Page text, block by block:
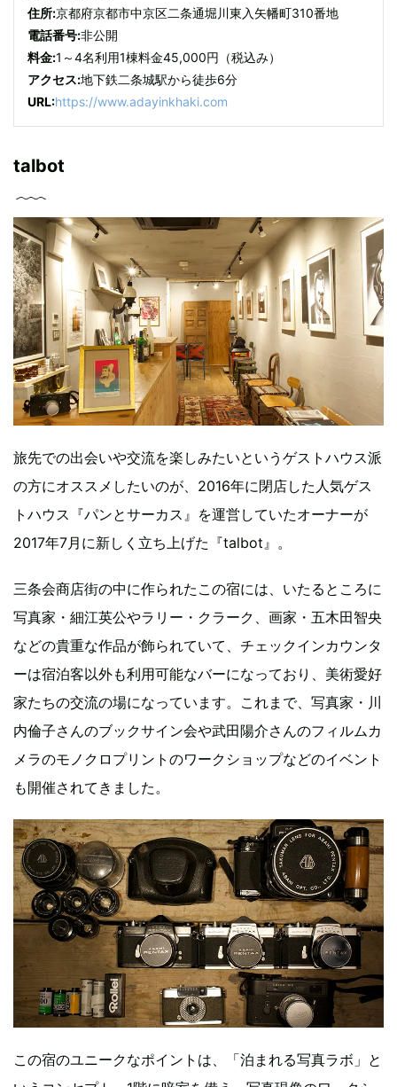
住所:京都府京都市中京区二条通堀川東入矢幡町310番地
電話番号:非公開
料金:1～4名利用1棟料金45,000円（税込み）
アクセス:地下鉄二条城駅から徒歩6分
URL:https://www.adayinkhaki.com
talbot
旅先での出会いや交流を楽しみたいというゲストハウス派
の方にオススメしたいのが、2016年に閉店した人気ゲス
トハウス『パンとサーカス』を運営していたオーナーが
2017年7月に新しく立ち上げた『talbot』。
三条会商店街の中に作られたこの宿には、いたるところに
写真家・細江英公やラリー・クラーク、画家・五木田智央
などの貴重な作品が飾られていて、チェックインカウンタ
ーは宿泊客以外も利用可能なバーになっており、美術愛好
家たちの交流の場になっています。これまで、写真家・川
内倫子さんのブックサイン会や武田陽介さんのフィルムカ
メラのモノクロプリントのワークショップなどのイベント
も開催されてきました。
この宿のユニークなポイントは、「泊まれる写真ラボ」と